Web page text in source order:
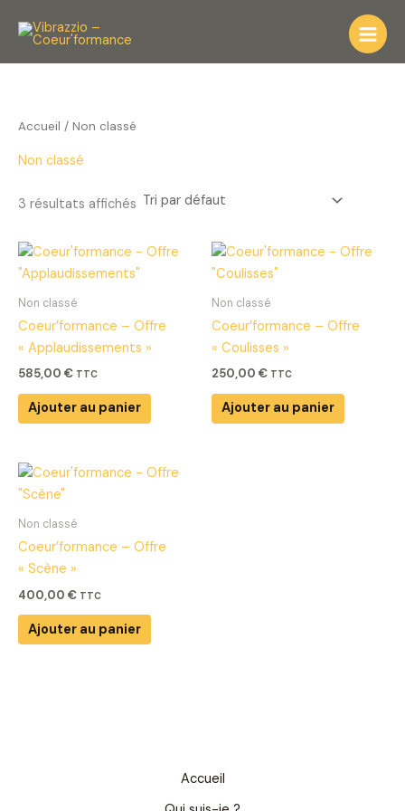
Accueil / Non classé
Non classé
3 résultats affichés
Non classé
Coeur’formance – Offre
« Applaudissements »
585,00 € TTC
Ajouter au panier
Non classé
Coeur’formance – Offre
« Coulisses »
250,00 € TTC
Ajouter au panier
Non classé
Coeur’formance – Offre
« Scène »
400,00 € TTC
Ajouter au panier
Accueil